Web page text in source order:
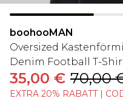
boohooMAN
Oversized
Denim Football T-
35,00 € 70,00
EXTRA 20% RABATT |